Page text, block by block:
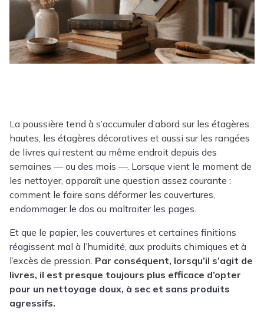
La poussière tend à s’accumuler d’abord sur les étagères
hautes, les étagères décoratives et aussi sur les rangées
de livres qui restent au même endroit depuis des
semaines — ou des mois —. Lorsque vient le moment de
les nettoyer, apparaît une question assez courante :
comment le faire sans déformer les couvertures,
endommager le dos ou maltraiter les pages.
Et que le papier, les couvertures et certaines finitions
réagissent mal à l’humidité, aux produits chimiques et à
l’excès de pression. Par conséquent, lorsqu’il s’agit de
livres, il est presque toujours plus efficace d’opter
pour un nettoyage doux, à sec et sans produits
agressifs.